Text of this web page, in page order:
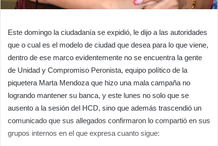
Este domingo la ciudadanía se expidió, le dijo a las autoridades
que o cual es el modelo de ciudad que desea para lo que viene,
dentro de ese marco evidentemente no se encuentra la gente
de Unidad y Compromiso Peronista, equipo político de la
piquetera Marta Mendoza que hizo una mala campaña no
logrando mantener su banca, y este lunes no solo que se
ausento a la sesión del HCD, sino que además trascendió un
comunicado que sus allegados confirmaron lo compartió en sus
grupos internos en el que expresa cuanto sigue: